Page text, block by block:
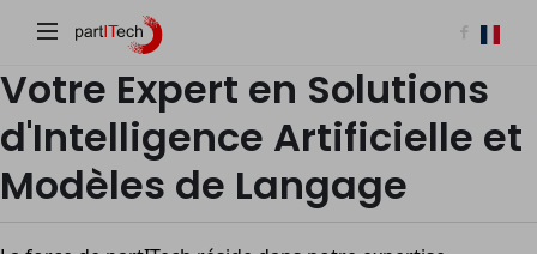
partITech
Votre Expert en Solutions
d'Intelligence Artificielle et
Modèles de Langage